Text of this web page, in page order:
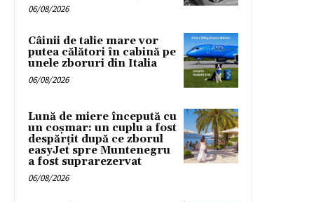
06/08/2026
Câinii de talie mare vor
putea călători în cabină pe
unele zboruri din Italia
06/08/2026
Lună de miere începută cu
un coșmar: un cuplu a fost
despărțit după ce zborul
easyJet spre Muntenegru
a fost suprarezervat
06/08/2026